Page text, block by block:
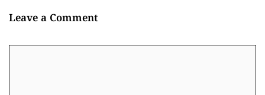
Leave a Comment